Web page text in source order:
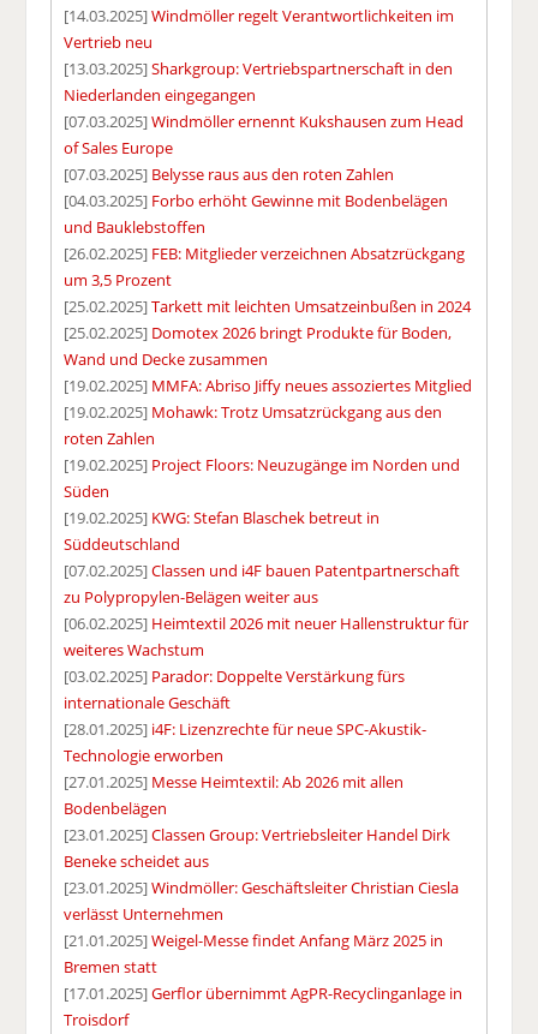
[14.03.2025]Windmöller regelt Verantwortlichkeiten im
Vertrieb neu
[13.03.2025]Sharkgroup: Vertriebspartnerschaft in den
Niederlanden eingegangen
[07.03.2025]Windmöller ernennt Kukshausen zum Head
of Sales Europe
[07.03.2025] Belysse raus aus den roten Zahlen
[04.03.2025] Forbo erhöht Gewinne mit Bodenbelägen
und Bauklebstoffen
[26.02.2025] FEB: Mitglieder verzeichnen Absatzrückgang
um 3,5 Prozent
[25.02.2025]Tarkett mit leichten Umsatzeinbußen in 2024
[25.02.2025] Domotex 2026 bringt Produkte für Boden,
Wand und Decke zusammen
[19.02.2025] MMFA: Abriso Jiffy neues assoziertes Mitglied
[19.02.2025] Mohawk: Trotz Umsatzrückgang aus den
roten Zahlen
[19.02.2025] Project Floors: Neuzugänge im Norden und
Süden
[19.02.2025] KWG: Stefan Blaschek betreut in
Süddeutschland
[07.02.2025]Classen und i4F bauen Patentpartnerschaft
zu Polypropylen-Belägen weiter aus
[06.02.2025] Heimtextil 2026 mit neuer Hallenstruktur für
weiteres Wachstum
[03.02.2025] Parador: Doppelte Verstärkung fürs
internationale Geschäft
[28.01.2025] i4F: Lizenzrechte für neue SPC-Akustik-
Technologie erworben
[27.01.2025] Messe Heimtextil: Ab 2026 mit allen
Bodenbelägen
[23.01.2025]Classen Group: Vertriebsleiter Handel Dirk
Beneke scheidet aus
[23.01.2025]Windmöller: Geschäftsleiter Christian Ciesla
verlässt Unternehmen
[21.01.2025]Weigel-Messe findet Anfang März 2025 in
Bremen statt
[17.01.2025]Gerflor übernimmt AgPR-Recyclinganlage in
Troisdorf